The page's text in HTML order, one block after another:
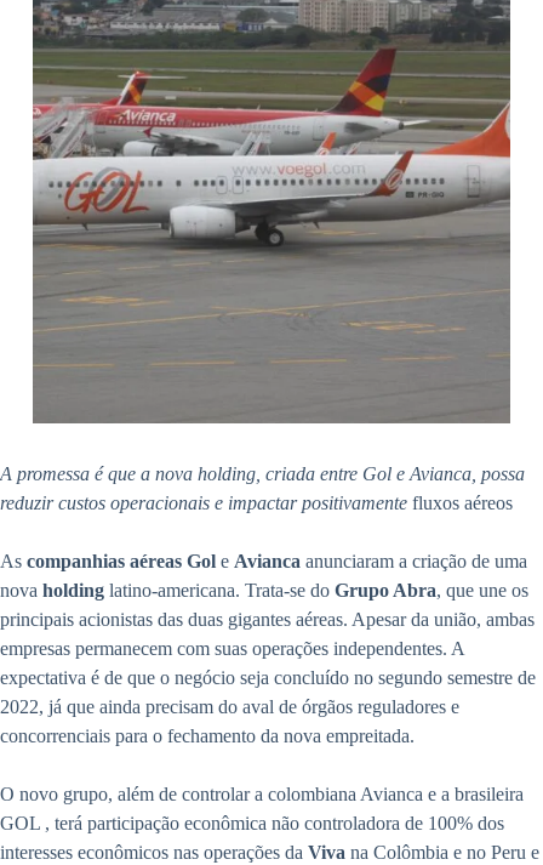
A promessa é que a nova holding, criada entre Gol e Avianca, possa
reduzir custos operacionais e impactar positivamente fluxos aéreos
As companhias aéreas Gol e Avianca anunciaram a criação de uma
nova holding latino-americana. Trata-se do Grupo Abra, que une os
principais acionistas das duas gigantes aéreas. Apesar da união, ambas
empresas permanecem com suas operações independentes. A
expectativa é de que o negócio seja concluído no segundo semestre de
2022, já que ainda precisam do aval de órgãos reguladores e
concorrenciais para o fechamento da nova empreitada.
O novo grupo, além de controlar a colombiana Avianca e a brasileira
GOL , terá participação econômica não controladora de 100% dos
interesses econômicos nas operações da Viva na Colômbia e no Peru e